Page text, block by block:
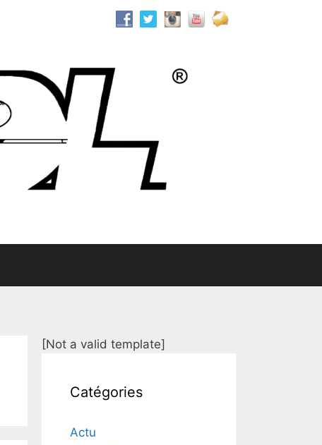
[Not a valid template]
Catégories
Actu